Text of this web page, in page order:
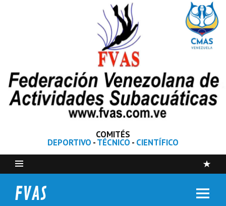
COMITÉS
DEPORTIVO -TÉCNICO - CIENTÍFICO
FVAS